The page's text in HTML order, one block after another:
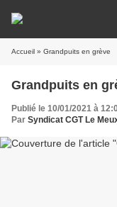
Accueil » Grandpuits en grève
Grandpuits en
Publié le 10/01/2021 à
Par Syndicat CGT Le